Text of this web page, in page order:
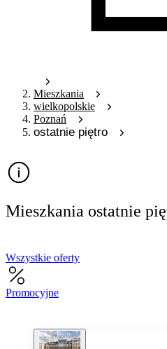
Mieszkania
wielkopolskie
Poznań
ostatnie piętro
Mieszkania ostatnie
Wszystkie oferty
Promocyjne